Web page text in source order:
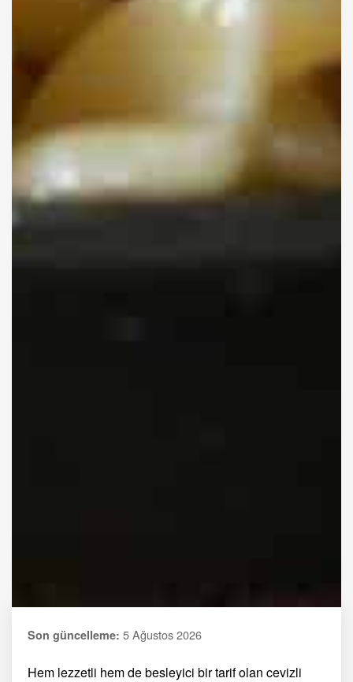
Son güncelleme: 5 Ağustos 2026
Hem lezzetli hem de besleyici bir tarif olan cevizli